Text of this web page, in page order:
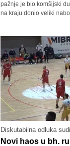
pažnje je bio komšijski
na kraju donio veliki
Diskutabilna odluka
Novi haos u bh.